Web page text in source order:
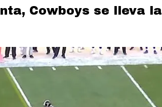
Cowboys se lleva la